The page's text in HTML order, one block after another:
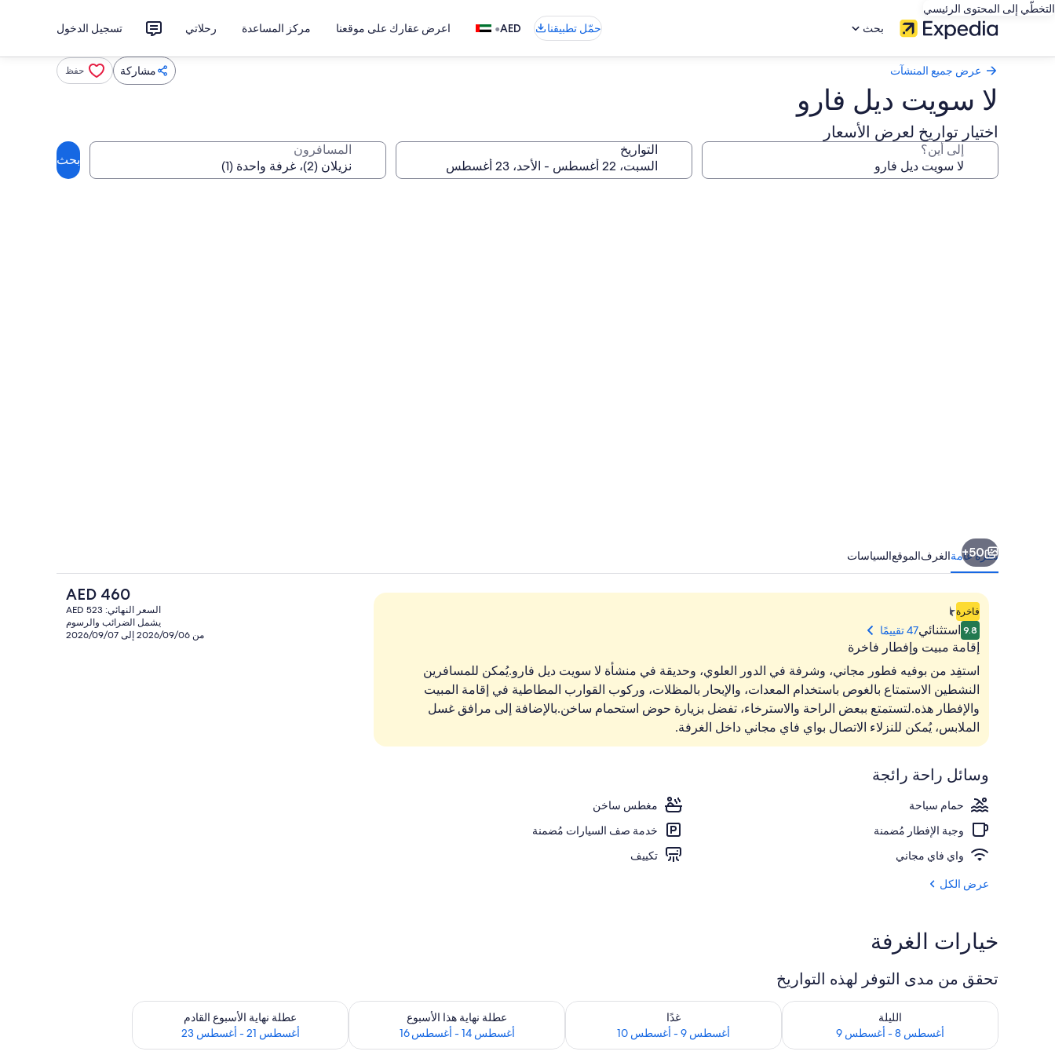
التخطّي إلى المحتوى الرئيسي
بحث
حمّل تطبيقنا AED
• اعرض عقارك على موقعنا مركز المساعدة رحلاتي تسجيل الدخول
عرض جميع المنشآت مشاركة حفظ
لا سويت ديل فارو
اختيار تواريخ لعرض الأسعار
إلى أين؟ التواريخ المسافرون
بحث
حمّام سباحة خارجي موسمي، مقاعد للتشمس
تفاصيل الفندق من الخارج
50+
نظرة عامةالغرفالموقعالسياسات
فاخرةمنشأة
فندقية
مصنفة
1.401298464324817E-
45
نجمة
9.8 استثنائي47 تقييمًا
إقامة مبيت وإفطار فاخرة
استفِد من بوفيه فطور مجاني، وشرفة في الدور العلوي، وحديقة في منشأة لا سويت ديل فارو.يُمكن للمسافرين
النشطين الاستمتاع بالغوص باستخدام المعدات، والإبحار بالمظلات، وركوب القوارب المطاطية في إقامة المبيت
والإفطار هذه.لتستمتع ببعض الراحة والاسترخاء، تفضل بزيارة حوض استحمام ساخن.بالإضافة إلى مرافق غسل
الملابس، يُمكن للنزلاء الاتصال بواي فاي مجاني داخل الغرفة.
وسائل راحة رائجة
حمام سباحة
مغطس ساخن
وجبة الإفطار مُضمنة
خدمة صف السيارات مُضمنة
واي فاي مجاني
تكييف
عرض الكل
السعر
الحالي
هو
AED
AED 460
السعر النهائي: AED 523
يشمل الضرائب والرسوم
من 2026/09/06 إلى 2026/09/07
خيارات الغرفة
تحقق من مدى التوفر لهذه التواريخ
الليلة
أغسطس 8 - أغسطس 9
تحقق من مدى التوفر لليلة للفترة أغسطس 8 - أغسطس 9
غدًا
أغسطس 9 - أغسطس 10
تحقق من مدى التوفر لغد للفترة أغسطس 9 - أغسطس 10
عطلة نهاية هذا الأسبوع
أغسطس 14 - أغسطس 16
تحقق من مدى التوفر لعطلة نهاية هذا الأسبوع للفترة أغسطس 14 - أغسطس 16
عطلة نهاية الأسبوع القادم
أغسطس 21 - أغسطس 23
تحقق من مدى التوفر لعطلة نهاية الأسبوع القادم للفترة أغسطس 21 - أغسطس 23